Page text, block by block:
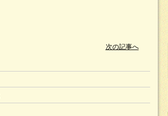
次の記事へ